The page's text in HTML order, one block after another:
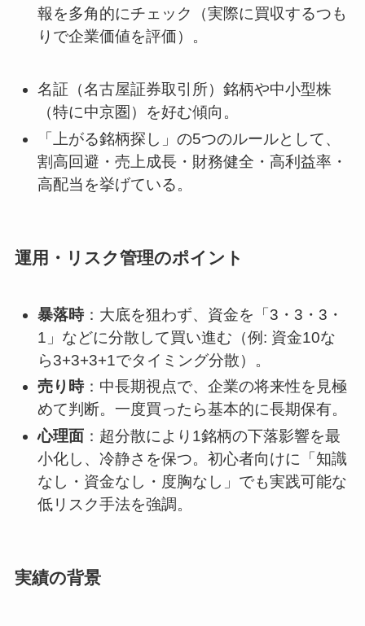
報を多角的にチェック（実際に買収するつも
りで企業価値を評価）。
名証（名古屋証券取引所）銘柄や中小型株
（特に中京圏）を好む傾向。
「上がる銘柄探し」の5つのルールとして、
割高回避・売上成長・財務健全・高利益率・
高配当を挙げている。
運用・リスク管理のポイント
暴落時：大底を狙わず、資金を「3・3・3・
1」などに分散して買い進む（例: 資金10な
ら3+3+3+1でタイミング分散）。
売り時：中長期視点で、企業の将来性を見極
めて判断。一度買ったら基本的に長期保有。
心理面 ：超分散により1銘柄の下落影響を最
小化し、冷静さを保つ。初心者向けに「知識
なし・資金なし・度胸なし」でも実践可能な
低リスク手法を強調。
実績の背景